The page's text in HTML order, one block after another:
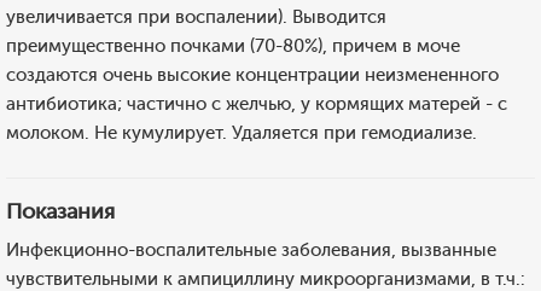
увеличивается при воспалении). Выводится
преимущественно почками (70-80%), причем в моче
создаются очень высокие концентрации неизмененного
антибиотика; частично с желчью, у кормящих матерей - с
молоком. Не кумулирует. Удаляется при гемодиализе.
Показания
Инфекционно-воспалительные заболевания, вызванные
чувствительными к ампициллину микроорганизмами, в т.ч.: